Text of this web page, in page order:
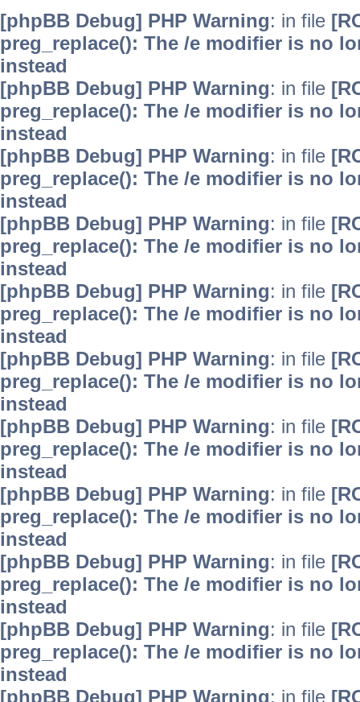
[phpBB Debug] PHP Warning: in file
preg_replace(): The /e modifier is no
instead
[phpBB Debug] PHP Warning: in file
preg_replace(): The /e modifier is no
instead
[phpBB Debug] PHP Warning: in file
preg_replace(): The /e modifier is no
instead
[phpBB Debug] PHP Warning: in file
preg_replace(): The /e modifier is no
instead
[phpBB Debug] PHP Warning: in file
preg_replace(): The /e modifier is no
instead
[phpBB Debug] PHP Warning: in file
preg_replace(): The /e modifier is no
instead
[phpBB Debug] PHP Warning: in file
preg_replace(): The /e modifier is no
instead
[phpBB Debug] PHP Warning: in file
preg_replace(): The /e modifier is no
instead
[phpBB Debug] PHP Warning: in file
preg_replace(): The /e modifier is no
instead
[phpBB Debug] PHP Warning: in file
preg_replace(): The /e modifier is no
instead
[phpBB Debug] PHP Warning: in file